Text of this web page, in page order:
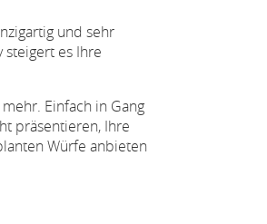
und sehr
es Ihre
Einfach in Gang
präsentieren, Ihre
Würfe anbieten